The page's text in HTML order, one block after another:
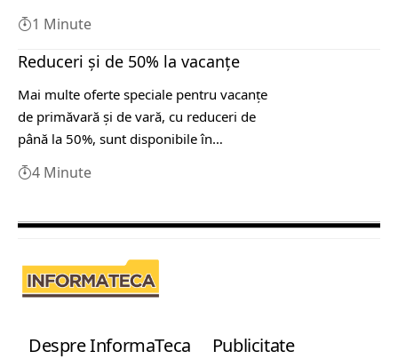
1 Minute
Reduceri și de 50% la vacanțe
Mai multe oferte speciale pentru vacanţe
de primăvară şi de vară, cu reduceri de
până la 50%, sunt disponibile în…
4 Minute
Despre InformaTeca Publicitate